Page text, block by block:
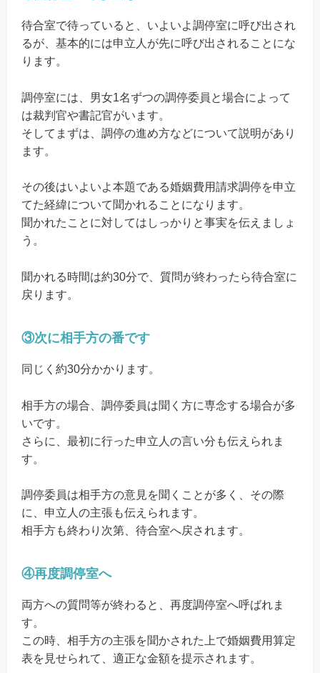
待合室で待っていると、いよいよ調停室に呼び出され
るが、基本的には申立人が先に呼び出されることにな
ります。
調停室には、男女1名ずつの調停委員と場合によって
は裁判官や書記官がいます。
そしてまずは、調停の進め方などについて説明があり
ます。
その後はいよいよ本題である婚姻費用請求調停を申立
てた経緯について聞かれることになります。
聞かれたことに対してはしっかりと事実を伝えましょ
う。
聞かれる時間は約30分で、質問が終わったら待合室に
戻ります。
③次に相手方の番です
同じく約30分かかります。
相手方の場合、調停委員は聞く方に専念する場合が多
いです。
さらに、最初に行った申立人の言い分も伝えられま
す。
調停委員は相手方の意見を聞くことが多く、その際
に、申立人の主張も伝えられます。
相手方も終わり次第、待合室へ戻されます。
④再度調停室へ
両方への質問等が終わると、再度調停室へ呼ばれま
す。
この時、相手方の主張を聞かされた上で婚姻費用算定
表を見せられて、適正な金額を提示されます。